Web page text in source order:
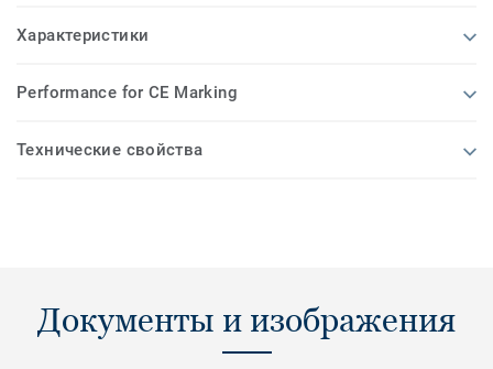
Характеристики
Performance for CE Marking
Технические свойства
Документы и изображения